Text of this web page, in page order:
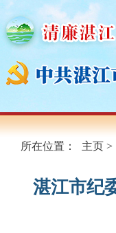
所在位置： 主页 >
湛江市纪